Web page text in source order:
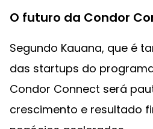
O futuro da Condor
Segundo Kauana, que é
das startups do
Condor Connect será
crescimento e resultado